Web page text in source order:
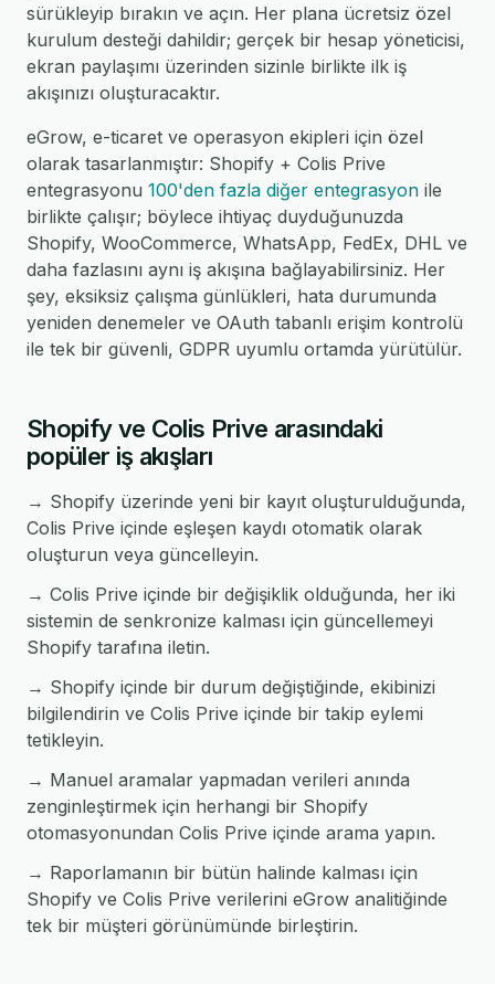
sürükleyip bırakın ve açın. Her plana ücretsiz özel
kurulum desteği dahildir; gerçek bir hesap yöneticisi,
ekran paylaşımı üzerinden sizinle birlikte ilk iş
akışınızı oluşturacaktır.
eGrow, e-ticaret ve operasyon ekipleri için özel
olarak tasarlanmıştır: Shopify + Colis Prive
entegrasyonu 100'den fazla diğer entegrasyon ile
birlikte çalışır; böylece ihtiyaç duyduğunuzda
Shopify, WooCommerce, WhatsApp, FedEx, DHL ve
daha fazlasını aynı iş akışına bağlayabilirsiniz. Her
şey, eksiksiz çalışma günlükleri, hata durumunda
yeniden denemeler ve OAuth tabanlı erişim kontrolü
ile tek bir güvenli, GDPR uyumlu ortamda yürütülür.
Shopify ve Colis Prive arasındaki
popüler iş akışları
→ Shopify üzerinde yeni bir kayıt oluşturulduğunda,
Colis Prive içinde eşleşen kaydı otomatik olarak
oluşturun veya güncelleyin.
→ Colis Prive içinde bir değişiklik olduğunda, her iki
sistemin de senkronize kalması için güncellemeyi
Shopify tarafına iletin.
→ Shopify içinde bir durum değiştiğinde, ekibinizi
bilgilendirin ve Colis Prive içinde bir takip eylemi
tetikleyin.
→ Manuel aramalar yapmadan verileri anında
zenginleştirmek için herhangi bir Shopify
otomasyonundan Colis Prive içinde arama yapın.
→ Raporlamanın bir bütün halinde kalması için
Shopify ve Colis Prive verilerini eGrow analitiğinde
tek bir müşteri görünümünde birleştirin.